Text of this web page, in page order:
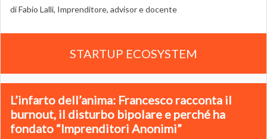
di Fabio Lalli, Imprenditore, advisor e docente
STARTUP ECOSYSTEM
L’infarto dell’anima: Francesco racconta il
burnout, il disturbo bipolare e perché ha
fondato “Imprenditori Anonimi”